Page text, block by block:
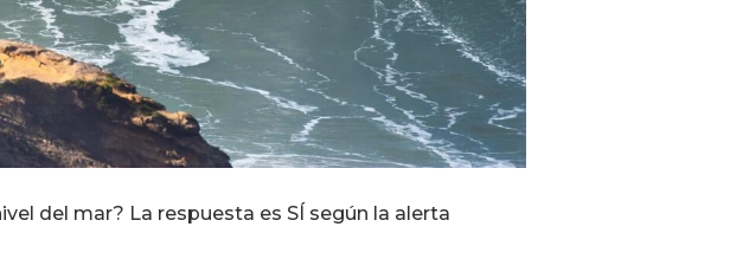
del mar? La respuesta es SÍ según la alerta